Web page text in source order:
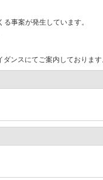
事案が発生しています。
ンスにてご案内しております